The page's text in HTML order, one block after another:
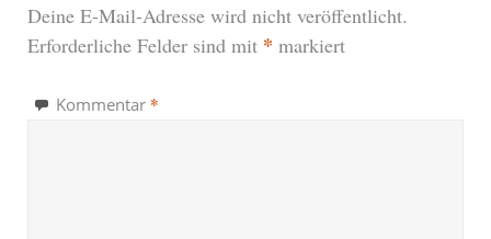
Deine E-Mail-Adresse wird nicht veröffentlicht.
Erforderliche Felder sind mit * markiert
Kommentar *